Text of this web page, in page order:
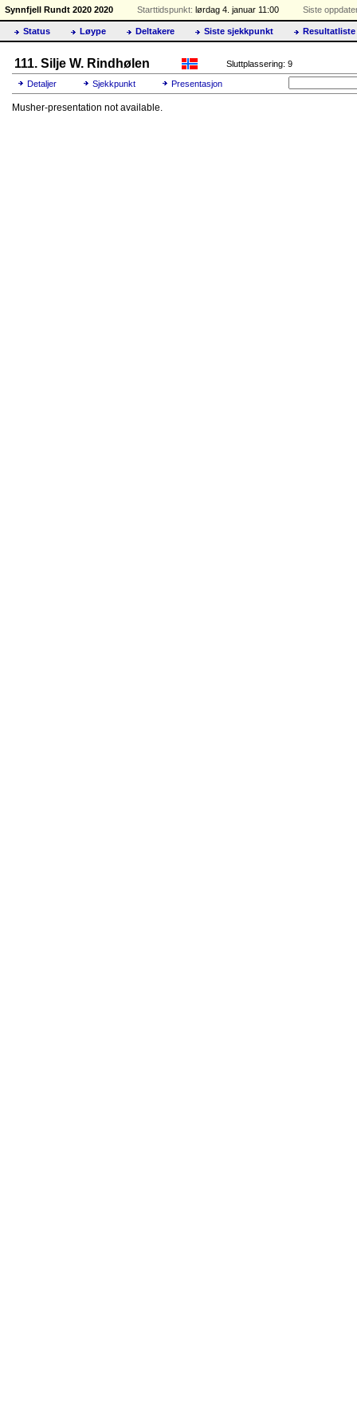
Synnfjell Rundt 2020 2020 Starttidspunkt: lørdag 4. januar 11:00 Siste
Status Løype Deltakere Siste sjekkpunkt Resultatliste
111. Silje W. Rindhølen Sluttplassering: 9
Detaljer Sjekkpunkt Presentasjon
Musher-presentation not available.